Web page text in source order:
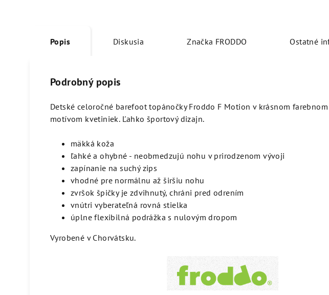
Popis Diskusia Značka FRODDO Ostatné
Podrobný popis
Detské celoročné barefoot topánočky Froddo F Motion v krásnom
motívom kvetiniek. Ľahko športový dizajn.
mäkká koža
ľahké a ohybné - neobmedzujú nohu v prirodzenom vývoji
zapínanie na suchý zips
vhodné pre normálnu až širšiu nohu
zvršok špičky je zdvihnutý, chráni pred odrením
vnútri vyberateľná rovná stielka
úplne flexibilná podrážka s nulovým dropom
Vyrobené v Chorvátsku.